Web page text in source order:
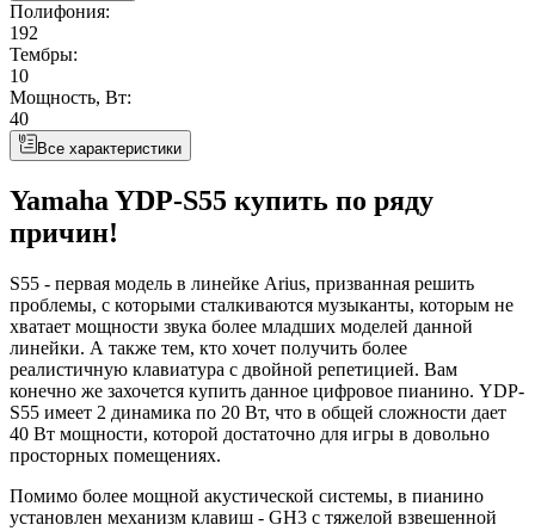
Полифония:
192
Тембры:
10
Мощность, Вт:
40
Все характеристики
Yamaha YDP-S55 купить по ряду
причин!
S55 - первая модель в линейке Arius, призванная решить
проблемы, с которыми сталкиваются музыканты, которым не
хватает мощности звука более младших моделей данной
линейки. А также тем, кто хочет получить более
реалистичную клавиатура с двойной репетицией. Вам
конечно же захочется купить данное цифровое пианино. YDP-
S55 имеет 2 динамика по 20 Вт, что в общей сложности дает
40 Вт мощности, которой достаточно для игры в довольно
просторных помещениях.
Помимо более мощной акустической системы, в пианино
установлен механизм клавиш - GH3 с тяжелой взвешенной